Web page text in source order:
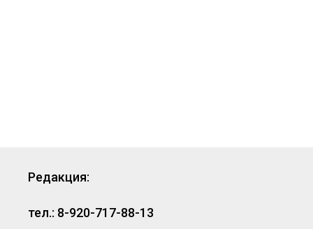
Редакция:
тел.: 8-920-717-88-13